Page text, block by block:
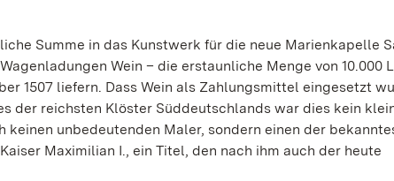
Summe in das Kunstwerk für die neue Marienkapelle
Wein – die erstaunliche Menge von 10.000
1507 liefern. Dass Wein als Zahlungsmittel eingesetzt
der reichsten Klöster Süddeutschlands war dies kein
unbedeutenden Maler, sondern einen der
Maximilian I., ein Titel, den nach ihm auch der heute